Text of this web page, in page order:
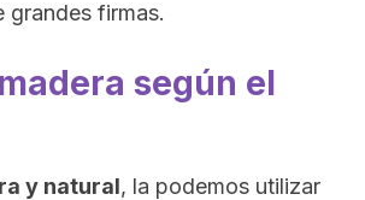
grandes firmas.
según el
y natural, la podemos utilizar